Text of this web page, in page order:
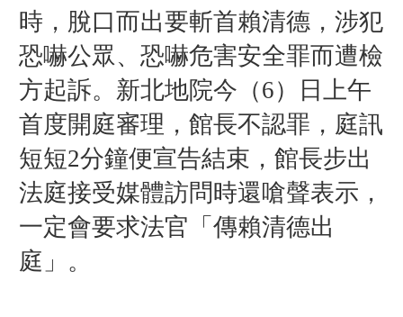
時，脫口而出要斬首賴清德，涉犯
恐嚇公眾、恐嚇危害安全罪而遭檢
方起訴。新北地院今（6）
日上午
首度開庭審理，館長不認罪，庭訊
短短2分鐘便宣告結束，館長步出
法庭接受媒體訪問時還嗆聲表示，
一定會要求法官「傳賴清德出
庭」。